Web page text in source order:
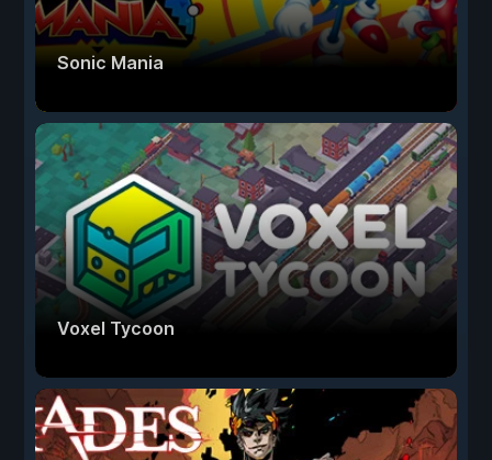
Sonic Mania
Voxel Tycoon